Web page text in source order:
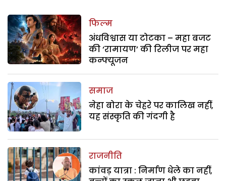
फिल्म
अंधविश्वास या टोटका – महा बजट
की ‘रामायण’ की रिलीज पर महा
कन्फ्यूजन
समाज
नेहा बोरा के चेहरे पर कालिख नहीं,
यह संस्कृति की गंदगी है
राजनीति
कांवड़ यात्रा : निर्माण धेले का नहीं,